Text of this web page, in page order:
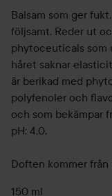
Balsam som ger
följsamt. Reder ut
phytoceuticals som
håret saknar
är berikad med
polyfenoler och
och som bekämpar
pH: 4,0.
Doften kommer från
150 ml